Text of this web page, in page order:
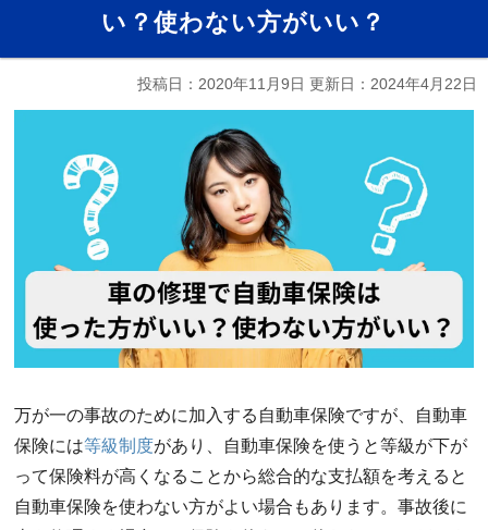
い？使わない方がいい？
投稿日：2020年11月9日 更新日： 2024年4月22日
万が一の事故のために加入する自動車保険ですが、自動車
保険には等級制度があり、自動車保険を使うと等級が下が
って保険料が高くなることから総合的な支払額を考えると
自動車保険を使わない方がよい場合もあります。事故後に